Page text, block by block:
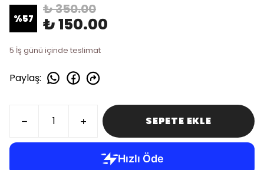
%57
₺ 350.00
₺ 150.00
5 İş günü içinde teslimat
Paylaş:
SEPETE EKLE